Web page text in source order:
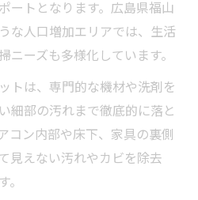
ートとなります。広島県福山
な人口増加エリアでは、生活
ーズも多様化しています。
トは、専門的な機材や洗剤を
細部の汚れまで徹底的に落と
コン内部や床下、家具の裏側
見えない汚れやカビを除去